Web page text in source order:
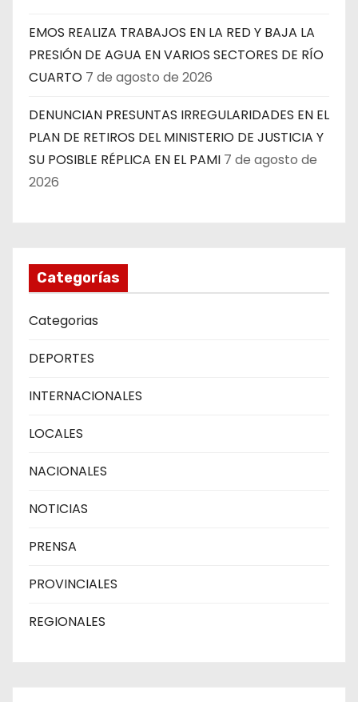
EMOS REALIZA TRABAJOS EN LA RED Y BAJA LA
PRESIÓN DE AGUA EN VARIOS SECTORES DE RÍO
CUARTO 7 de agosto de 2026
DENUNCIAN PRESUNTAS IRREGULARIDADES EN EL
PLAN DE RETIROS DEL MINISTERIO DE JUSTICIA Y
SU POSIBLE RÉPLICA EN EL PAMI 7 de agosto de
2026
Categorías
Categorias
DEPORTES
INTERNACIONALES
LOCALES
NACIONALES
NOTICIAS
PRENSA
PROVINCIALES
REGIONALES